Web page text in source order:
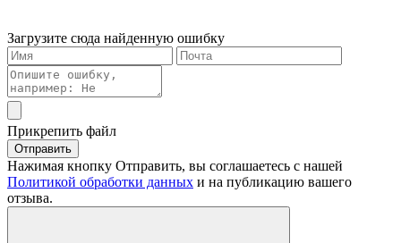
Загрузите сюда найденную ошибку
Прикрепить файл
Отправить
Нажимая кнопку Отправить, вы соглашаетесь с нашей
Политикой обработки данных и на публикацию вашего
отзыва.